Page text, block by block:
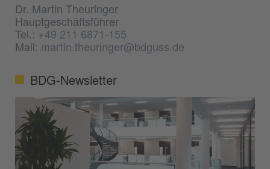
Dr. Martin Theuringer
Hauptgeschäftsführer
Tel.: +49 211 6871-155
Mail: martin.theuringer@bdguss.de
BDG-Newsletter